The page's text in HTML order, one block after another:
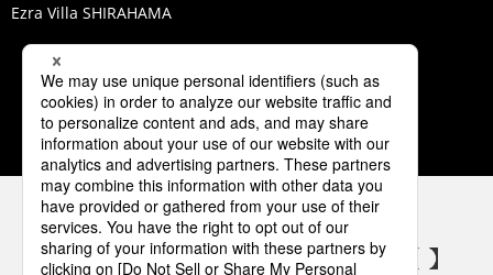
Ezra Villa SHIRAHAMA
1 2 3 4 5
パナソニックの電気設備 SNSアカウント